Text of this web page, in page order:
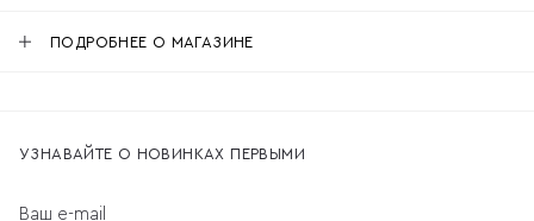
ПОДРОБНЕЕ О МАГАЗИНЕ
УЗНАВАЙТЕ О НОВИНКАХ ПЕРВЫМИ
Ваш e-mail